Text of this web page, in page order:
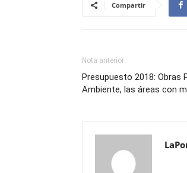
Compartir
Nota anterior
Presupuesto 2018: Obras
Ambiente, las áreas con